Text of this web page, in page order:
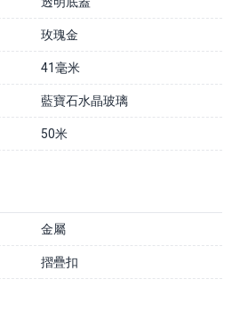
玫瑰金
41毫米
藍寶石水晶玻璃
50米
金屬
摺疊扣